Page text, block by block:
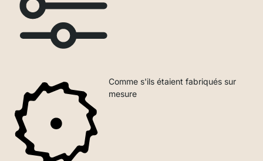
Comme s'ils étaient fabriqués sur
mesure